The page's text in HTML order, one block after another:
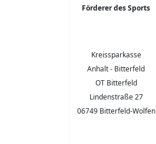
Förderer des Sports
Kreissparkasse
Anhalt - Bitterfeld
OT Bitterfeld
Lindenstraße 27
06749 Bitterfeld-Wolfen